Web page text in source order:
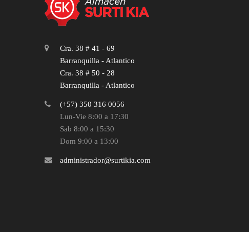
Cra. 38 # 41 - 69
Barranquilla - Atlantico
Cra. 38 # 50 - 28
Barranquilla - Atlantico
(+57) 350 316 0056
Lun-Vie 8:00 a 17:30
Sab 8:00 a 15:30
Dom 9:00 a 13:00
administrador@surtikia.com